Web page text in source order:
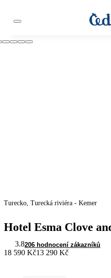
Turecko, Turecká riviéra - Kemer
Hotel Esma Clove
3.8206 hodnocení zákazníků
18 590 Kč13 290 Kč